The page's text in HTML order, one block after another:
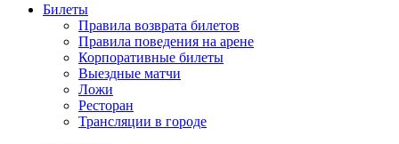
Билеты
Правила возврата билетов
Правила поведения на арене
Корпоративные билеты
Выездные матчи
Ложи
Ресторан
Трансляции в городе